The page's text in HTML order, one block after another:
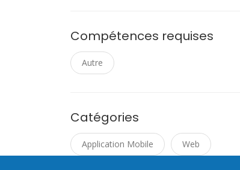
Compétences requises
Autre
Catégories
Application Mobile Web